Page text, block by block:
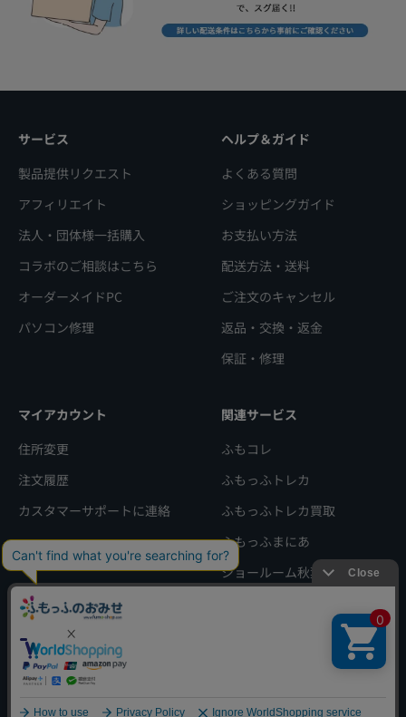
サービス
製品提供リクエスト
アフィリエイト
法人・団体様一括購入
コラボのご相談はこちら
オーダーメイドPC
パソコン修理
ヘルプ＆ガイド
よくある質問
ショッピングガイド
お支払い方法
配送方法・送料
ご注文のキャンセル
返品・交換・返金
保証・修理
マイアカウント
住所変更
注文履歴
カスタマーサポートに連絡
関連サービス
ふもコレ
ふもっふトレカ
ふもっふトレカ買取
ふもっふまにあ
ショールーム秋葉原店
会社概要 特定商取引法に基づく表記 プライバシーポリシー